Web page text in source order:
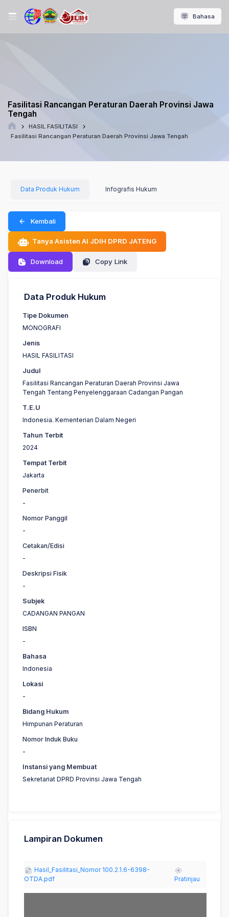
Bahasa
Fasilitasi Rancangan Peraturan Daerah Provinsi Jawa
Tengah
HASIL FASILITASI
Fasilitasi Rancangan Peraturan Daerah Provinsi Jawa Tengah
Data Produk Hukum Infografis Hukum
Kembali
Tanya Asisten AI JDIH DPRD JATENG
Download Copy Link
Data Produk Hukum
Tipe Dokumen
MONOGRAFI
Jenis
HASIL FASILITASI
Judul
Fasilitasi Rancangan Peraturan Daerah Provinsi Jawa
Tengah Tentang Penyelenggaraan Cadangan Pangan
T.E.U
Indonesia. Kementerian Dalam Negeri
Tahun Terbit
2024
Tempat Terbit
Jakarta
Penerbit
-
Nomor Panggil
-
Cetakan/Edisi
-
Deskripsi Fisik
-
Subjek
CADANGAN PANGAN
ISBN
-
Bahasa
Indonesia
Lokasi
-
Bidang Hukum
Himpunan Peraturan
Nomor Induk Buku
-
Instansi yang Membuat
Sekretariat DPRD Provinsi Jawa Tengah
Lampiran Dokumen
Hasil_Fasilitasi_Nomor 100.2.1.6-6398-
OTDA.pdf
Pratinjau